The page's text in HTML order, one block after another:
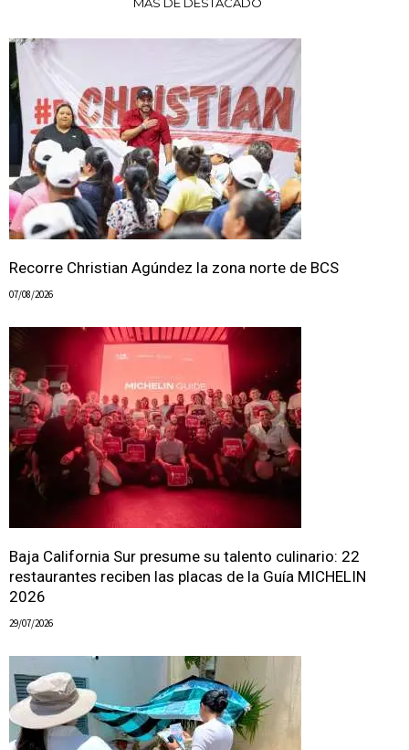
Recorre Christian Agúndez la zona norte de BCS
07/08/2026
Baja California Sur presume su talento culinario: 22
restaurantes reciben las placas de la Guía MICHELIN
2026
29/07/2026